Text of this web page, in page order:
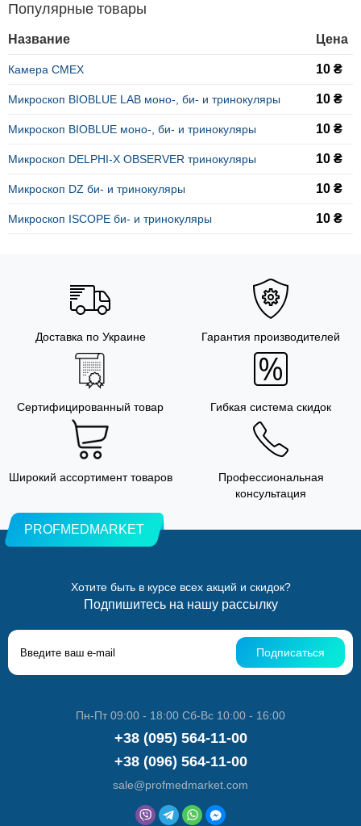
Популярные товары
Название Цена
Камера CMEX 10 ₴
Микроскоп BIOBLUE LAB моно-, би- и тринокуляры 10 ₴
Микроскоп BIOBLUE моно-, би- и тринокуляры 10 ₴
Микроскоп DELPHI-X OBSERVER тринокуляры 10 ₴
Микроскоп DZ би- и тринокуляры 10 ₴
Микроскоп ISCOPE би- и тринокуляры 10 ₴
Доставка по Украине Гарантия производителей
Сертифицированный товар Гибкая система скидок
Широкий ассортимент товаров
Профессиональная
консультация
PROFMEDMARKET
Хотите быть в курсе всех акций и скидок?
Подпишитесь на нашу рассылку
Подписаться
Пн-Пт 09:00 - 18:00 Сб-Вс 10:00 - 16:00
+38 (095) 564-11-00
+38 (096) 564-11-00
sale@profmedmarket.com